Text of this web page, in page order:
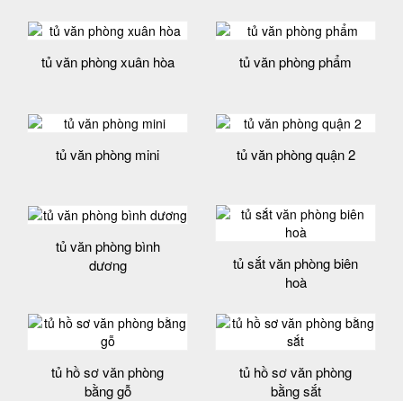
tủ văn phòng xuân hòa tủ văn phòng phẩm
tủ văn phòng mini tủ văn phòng quận 2
tủ văn phòng bình
dương
tủ sắt văn phòng biên
hoà
tủ hồ sơ văn phòng
bằng gỗ
tủ hồ sơ văn phòng
bằng sắt